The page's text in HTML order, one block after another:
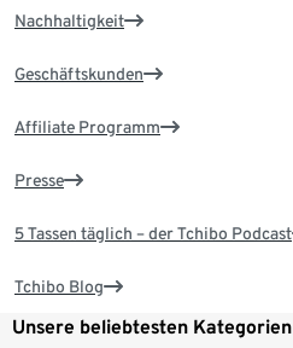
Nachhaltigkeit
Geschäftskunden
Affiliate Programm
Presse
5 Tassen täglich – der Tchibo Podcast
Tchibo Blog
Unsere beliebtesten Kategorien